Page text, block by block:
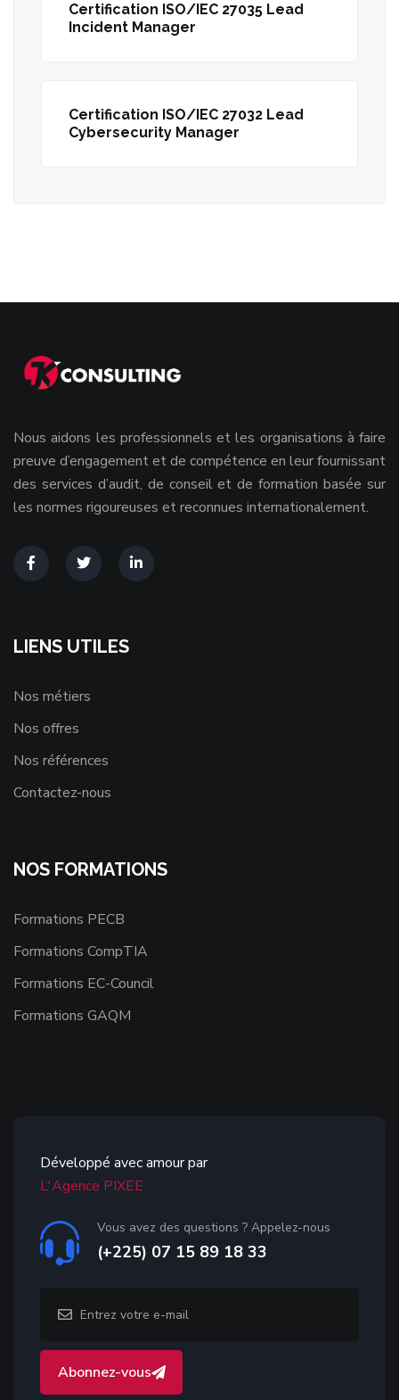
Certification ISO/IEC 27035 Lead
Incident Manager
Certification ISO/IEC 27032 Lead
Cybersecurity Manager
Nous aidons les professionnels et les organisations à faire
preuve d’engagement et de compétence en leur fournissant
des services d’audit, de conseil et de formation basée sur
les normes rigoureuses et reconnues internationalement.
LIENS UTILES
Nos métiers
Nos offres
Nos références
Contactez-nous
NOS FORMATIONS
Formations PECB
Formations CompTIA
Formations EC-Council
Formations GAQM
Développé avec amour par
L'Agence PIXEE
Vous avez des questions ? Appelez-nous
(+225) 07 15 89 18 33
Abonnez-vous